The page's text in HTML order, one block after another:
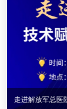
放军总医院｜技术